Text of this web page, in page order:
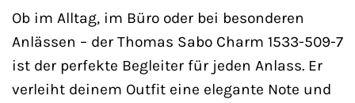
Ob im Alltag, im Büro oder bei besonderen
Anlässen – der Thomas Sabo Charm 1533-509-7
ist der perfekte Begleiter für jeden Anlass. Er
verleiht deinem Outfit eine elegante Note und